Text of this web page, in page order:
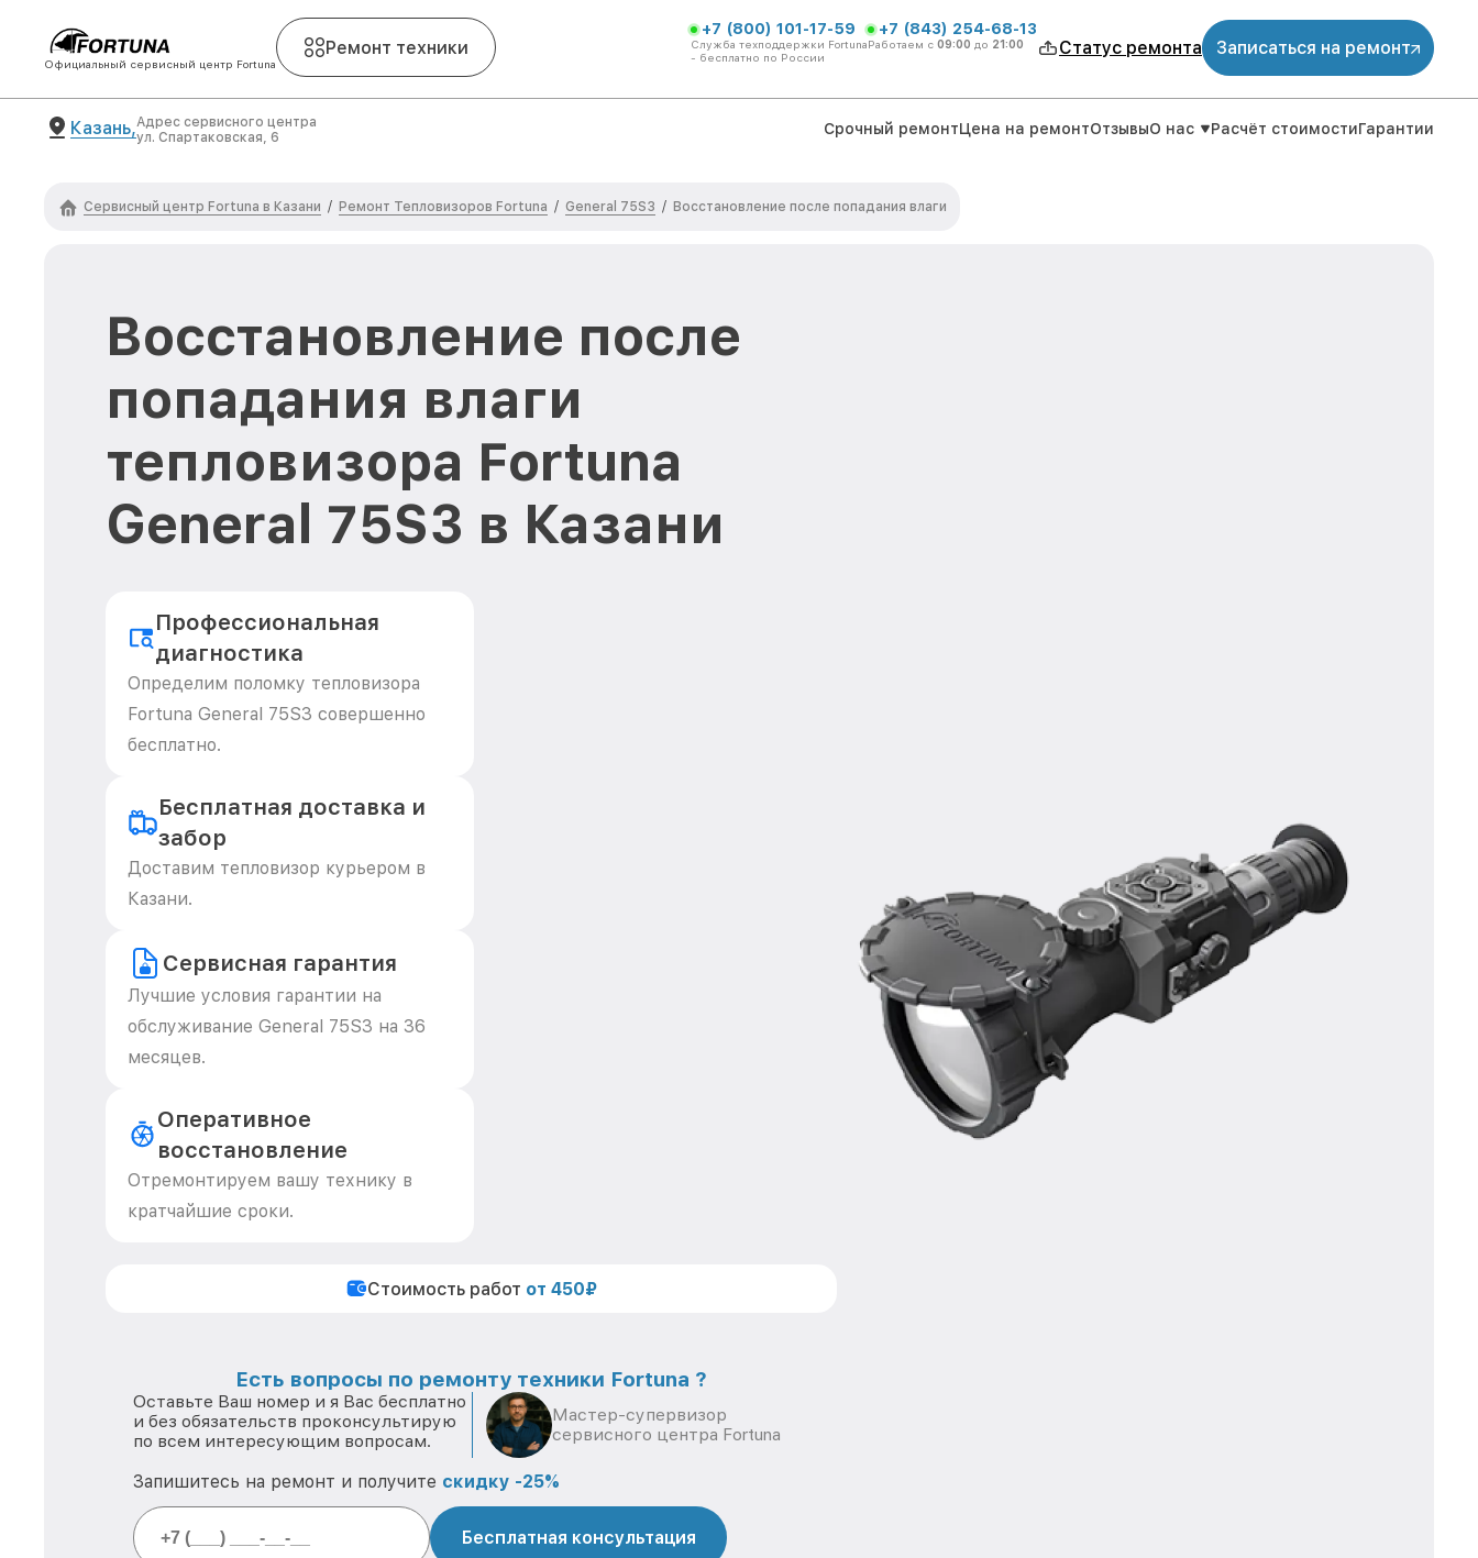
Официальный сервисный центр Fortuna
Ремонт техники
+7 (800) 101-17-59
Служба техподдержки Fortuna
- бесплатно по России
+7 (843) 254-68-13
Работаем с 09:00 до 21:00 Статус ремонта Записаться на ремонт
Казань,Адрес сервисного центра
ул. Спартаковская, 6
Срочный ремонтЦена на ремонтОтзывыО нас Расчёт стоимостиГарантии
Сервисный центр Fortuna в Казани / Ремонт Тепловизоров Fortuna / General 75S3 / Восстановление после попадания влаги
Восстановление после
попадания влаги
тепловизора Fortuna
General 75S3 в Казани
Профессиональная
диагностика
Определим поломку тепловизора
Fortuna General 75S3 совершенно
бесплатно.
Бесплатная доставка и
забор
Доставим тепловизор курьером в
Казани.
Сервисная гарантия
Лучшие условия гарантии на
обслуживание General 75S3 на 36
месяцев.
Оперативное
восстановление
Отремонтируем вашу технику в
кратчайшие сроки.
Стоимость работ от 450₽
Есть вопросы по ремонту техники Fortuna ?
Оставьте Ваш номер и я Вас бесплатно
и без обязательств проконсультирую
по всем интересующим вопросам.
Мастер-супервизор
сервисного центра Fortuna
Запишитесь на ремонт и получите скидку -25%
Бесплатная консультация